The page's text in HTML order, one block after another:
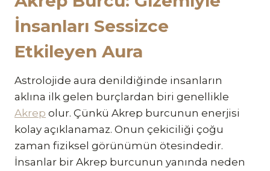
İnsanları Sessizce
Etkileyen Aura
Astrolojide aura denildiğinde insanların
aklına ilk gelen burçlardan biri genellikle
Akrep olur. Çünkü Akrep burcunun enerjisi
kolay açıklanamaz. Onun çekiciliği çoğu
zaman fiziksel görünümün ötesindedir.
İnsanlar bir Akrep burcunun yanında neden